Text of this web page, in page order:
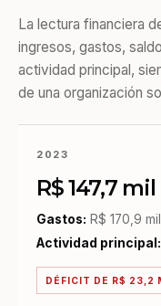
La lectura financiera
ingresos, gastos,
actividad principal,
de una organización
2023
R$ 147,7 mil
Gastos: R$ 170,9 mil
Actividad principal:
DÉFICIT DE R$ 23,2